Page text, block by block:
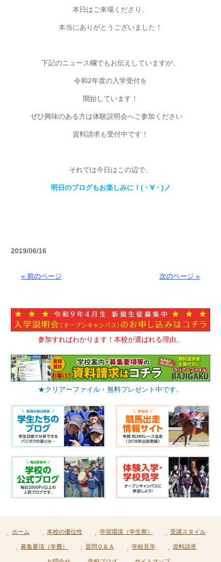
本日はご来場くださり、
本当にありがとうございました！
下記のニュース欄でもお伝えしていますが、
令和2年度の入学受付を
開始しています！
ぜひ興味のある方は体験説明会へご参加ください
資料請求も受付中です！
それでは今日はこの辺で、
明日のブログもお楽しみに！(・∀・)ノ
2019/06/16
« 前のページ 次のページ »
参加すればわかります！本校が選ばれる理由。
★クリアーファイル・無料プレゼント中です。
ホーム 本校の優位性 学習環境（学生寮） 受講スタイル
募集要項（学費） 質問Ｑ＆Ａ 学校見学 資料請求